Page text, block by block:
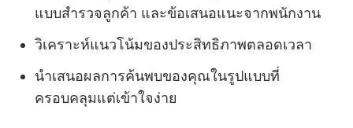
แบบสำรวจลูกค้า และข้อเสนอแนะจากพนักงาน
วิเคราะห์แนวโน้มของประสิทธิภาพตลอดเวลา
นำเสนอผลการค้นพบของคุณในรูปแบบที่
ครอบคลุมแต่เข้าใจง่าย